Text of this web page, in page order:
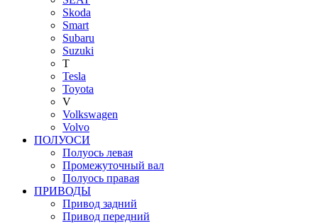
Skoda
Smart
Subaru
Suzuki
T
Tesla
Toyota
V
Volkswagen
Volvo
ПОЛУОСИ
Полуось левая
Промежуточный вал
Полуось правая
ПРИВОДЫ
Привод задний
Привод передний